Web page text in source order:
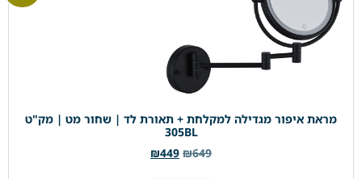
מראת איפור מגדילה למקלחת + תאורת לד | שחור מט | מק"ט
305BL
₪649
₪449